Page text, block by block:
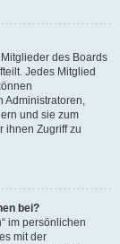
des Boards
Jedes Mitglied
Administratoren,
und sie zum
ihnen Zugriff zu
bei?
im persönlichen
mit der